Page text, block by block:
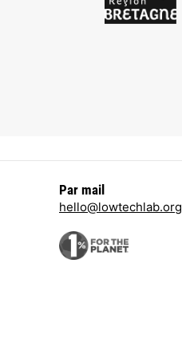
Par mail
hello@lowtechlab.org